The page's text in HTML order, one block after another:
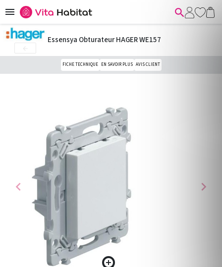
 
chevron_left chevron_right
Essensya Obturateur HAGER WE157
FICHE TECHNIQUE EN SAVOIR PLUS AVIS CLIENT